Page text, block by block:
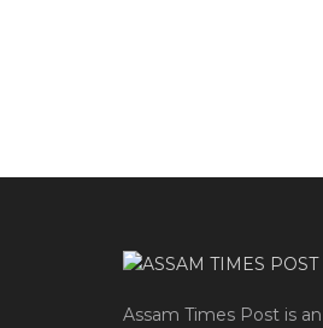
Assam Times Post is